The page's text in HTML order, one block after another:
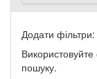
Додати фільтри:
Використовуйте
пошуку.